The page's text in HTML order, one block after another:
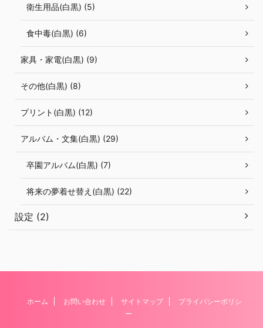
衛生用品(白黒) (5)
食中毒(白黒) (6)
家具・家電(白黒) (9)
その他(白黒) (8)
プリント(白黒) (12)
アルバム・文集(白黒) (29)
卒園アルバム(白黒) (7)
将来の夢着せ替え(白黒) (22)
設定 (2)
ホーム お問い合わせ サイトマップ
プライバシーポリシ
ー